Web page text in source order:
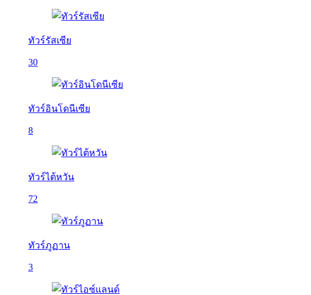
ทัวร์รัสเซีย
30
ทัวร์อินโดนีเซีย
8
ทัวร์ไต้หวัน
72
ทัวร์ภูฏาน
3